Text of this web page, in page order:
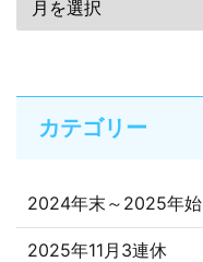
カテゴリー
2024年末～2025年始
2025年11月3連休